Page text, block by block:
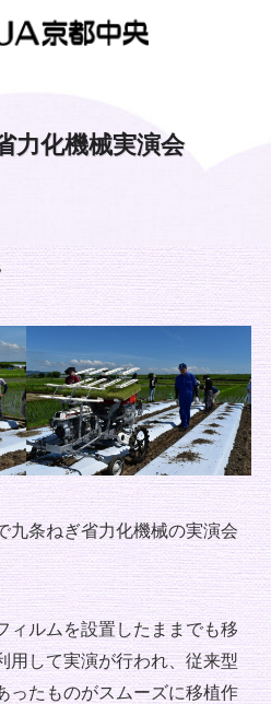
力化機械実演会
九条ねぎ省力化機械の実演会
ィルムを設置したままでも移
用して実演が行われ、従来型
ったものがスムーズに移植作